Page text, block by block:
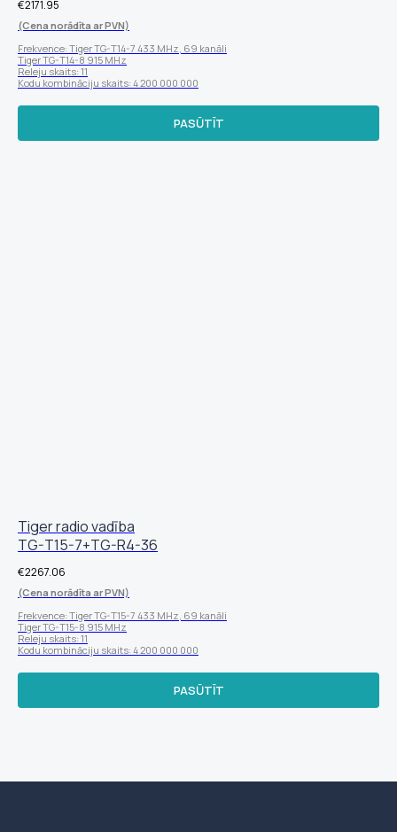
€2171.95
(Cena norādīta ar PVN)
Frekvence: Tiger TG-T14-7 433 MHz, 69 kanāli
Tiger TG-T14-8 915 MHz
Releju skaits: 11
Kodu kombināciju skaits: 4 200 000 000
PASŪTĪT
Tiger radio vadība
TG-T15-7+TG-R4-36
€2267.06
(Cena norādīta ar PVN)
Frekvence: Tiger TG-T15-7 433 MHz, 69 kanāli
Tiger TG-T15-8 915 MHz
Releju skaits: 11
Kodu kombināciju skaits: 4 200 000 000
PASŪTĪT